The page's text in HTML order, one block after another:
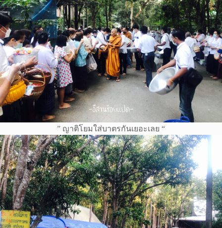
” ญาติโยมใส่บาตรกันเยอะเลย “